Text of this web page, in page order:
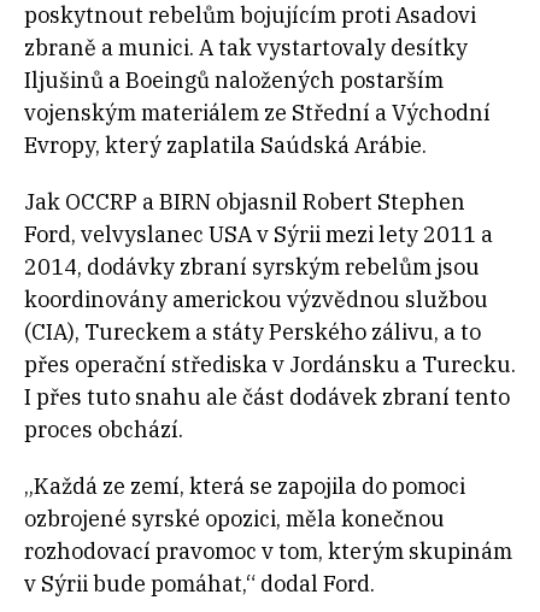
poskytnout rebelům bojujícím proti Asadovi
zbraně a munici. A tak vystartovaly desítky
Iljušinů a Boeingů naložených postarším
vojenským materiálem ze Střední a Východní
Evropy, který zaplatila Saúdská Arábie.
Jak OCCRP a BIRN objasnil Robert Stephen
Ford, velvyslanec USA v Sýrii mezi lety 2011 a
2014, dodávky zbraní syrským rebelům jsou
koordinovány americkou výzvědnou službou
(CIA), Tureckem a státy Perského zálivu, a to
přes operační střediska v Jordánsku a Turecku.
I přes tuto snahu ale část dodávek zbraní tento
proces obchází.
„Každá ze zemí, která se zapojila do pomoci
ozbrojené syrské opozici, měla konečnou
rozhodovací pravomoc v tom, kterým skupinám
v Sýrii bude pomáhat,“ dodal Ford.